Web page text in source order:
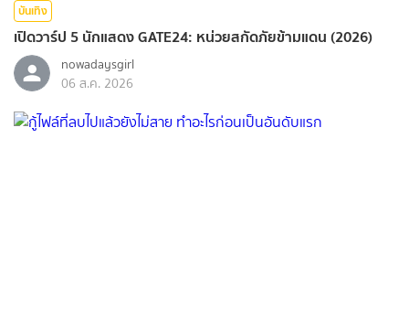
บันเทิง
เปิดวาร์ป 5 นักแสดง GATE24: หน่วยสกัดภัยข้ามแดน (2026)
nowadaysgirl
06 ส.ค. 2026